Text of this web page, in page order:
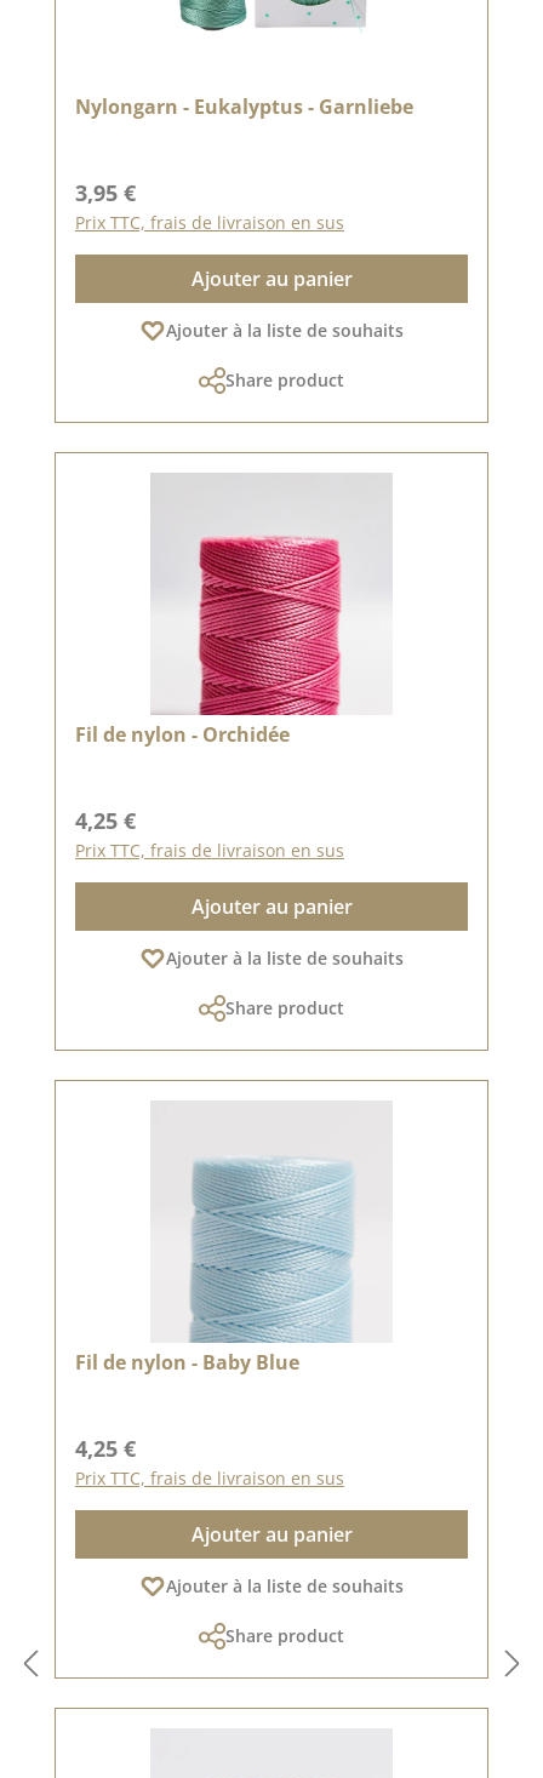
Nylongarn - Eukalyptus - Garnliebe
Prix régulier :
3,95 €
Prix TTC, frais de livraison en sus
Ajouter au panier
Ajouter à la liste de souhaits
Share product
Fil de nylon - Orchidée
Prix régulier :
4,25 €
Prix TTC, frais de livraison en sus
Ajouter au panier
Ajouter à la liste de souhaits
Share product
Fil de nylon - Baby Blue
Prix régulier :
4,25 €
Prix TTC, frais de livraison en sus
Ajouter au panier
Ajouter à la liste de souhaits
Share product